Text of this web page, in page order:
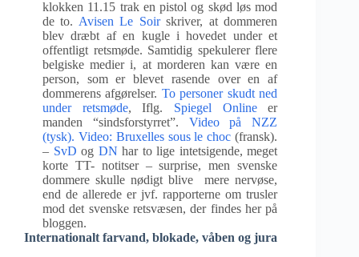
klokken 11.15 trak en pistol og skød løs mod
de to. Avisen Le Soirskriver, at dommeren
blev dræbt af en kugle i hovedet under et
offentligt retsmøde. Samtidig spekulerer flere
belgiske medier i, at morderen kan være en
person, som er blevet rasende over en af
dommerens afgørelser. To personer skudt ned
under retsmøde, Iflg. Spiegel Onlineer
manden “sindsforstyrret”. Video på NZZ
(tysk). Video: Bruxelles sous le choc(fransk).
– SvDog DN har to lige intetsigende, meget
korte TT- notitser – surprise, men svenske
dommere skulle nødigt blive mere nervøse,
end de allerede er jvf. rapporterne om trusler
mod det svenske retsvæsen, der findes her på
bloggen.
Internationalt farvand, blokade, våben og jura